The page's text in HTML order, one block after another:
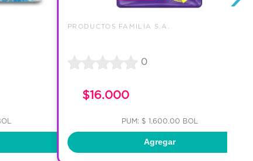
PRODUCTOS FAMILIA S.A.
0
$16.000
PUM: $ 1,600.00 BOL
Agregar